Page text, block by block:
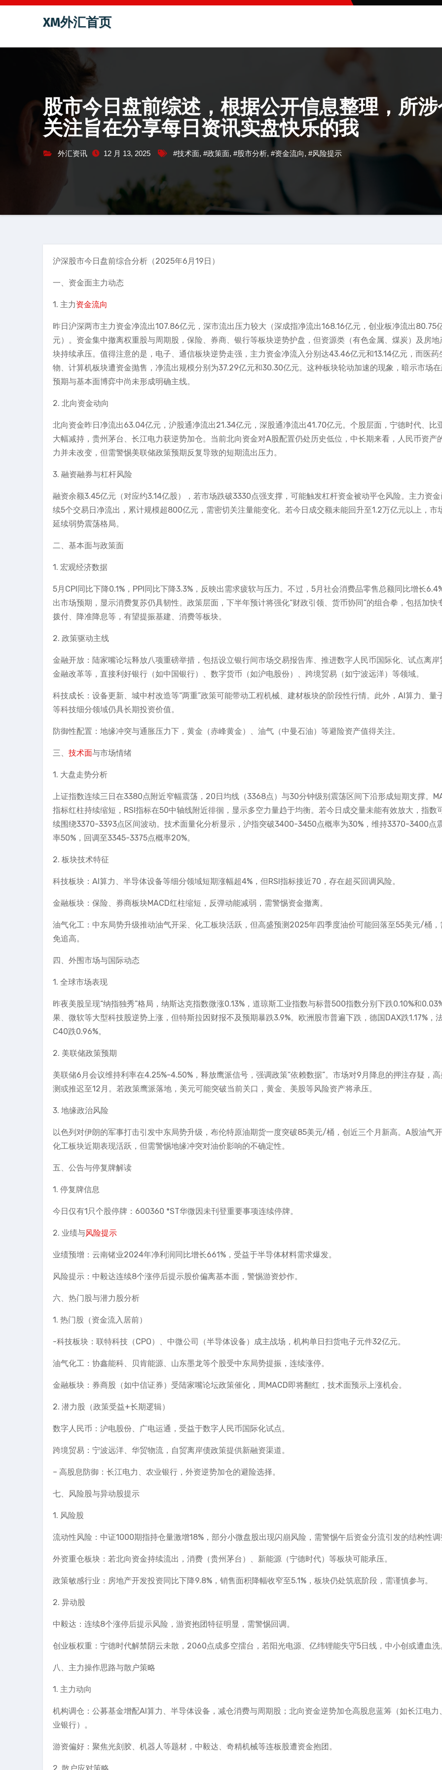
跳
容
XM外汇首页
股市今日盘前综述，根据公开信息整理，所
关注旨在分享每日资讯实盘快乐的我
外汇资讯 12 月 13, 2025 #技术面, #政策面, #股市分析, #资金流向, #风险提示
沪深股市今日盘前综合分析（2025年6月19日）
一、资金面主力动态
1. 主力资金流向
昨日沪深两市主力资金净流出107.86亿元，深市流出压力较大（深成指净流出168.16亿元，创业板净流出80.75
元）。资金集中撤离权重股与周期股，保险、券商、银行等板块逆势护盘，但资源类（有色金属、煤炭）及房地
块持续承压。值得注意的是，电子、通信板块逆势走强，主力资金净流入分别达43.46亿元和13.14亿元，而医药
物、计算机板块遭资金抛售，净流出规模分别为37.29亿元和30.30亿元。这种板块轮动加速的现象，暗示市场
预期与基本面博弈中尚未形成明确主线。
2. 北向资金动向
北向资金昨日净流出63.04亿元，沪股通净流出21.34亿元，深股通净流出41.70亿元。个股层面，宁德时代、比
大幅减持，贵州茅台、长江电力获逆势加仓。当前北向资金对A股配置仍处历史低位，中长期来看，人民币资产
力并未改变，但需警惕美联储政策预期反复导致的短期流出压力。
3. 融资融券与杠杆风险
融资余额3.45亿元（对应约3.14亿股），若市场跌破3330点强支撑，可能触发杠杆资金被动平仓风险。主力资
续5个交易日净流出，累计规模超800亿元，需密切关注量能变化。若今日成交额未能回升至1.2万亿元以上，市
延续弱势震荡格局。
二、基本面与政策面
1. 宏观经济数据
5月CPI同比下降0.1%，PPI同比下降3.3%，反映出需求疲软与压力。不过，5月社会消费品零售总额同比增长
出市场预期，显示消费复苏仍具韧性。政策层面，下半年预计将强化“财政引领、货币协同”的组合拳，包括加快
拨付、降准降息等，有望提振基建、消费等板块。
2. 政策驱动主线
金融开放：陆家嘴论坛释放八项重磅举措，包括设立银行间市场交易报告库、推进数字人民币国际化、试点离岸
金融改革等，直接利好银行（如中国银行）、数字货币（如沪电股份）、跨境贸易（如宁波远洋）等领域。
科技成长：设备更新、城中村改造等“两重”政策可能带动工程机械、建材板块的阶段性行情。此外，AI算力、量
等科技细分领域仍具长期投资价值。
防御性配置：地缘冲突与通胀压力下，黄金（赤峰黄金）、油气（中曼石油）等避险资产值得关注。
三、 技术面与市场情绪
1. 大盘走势分析
上证指数连续三日在3380点附近窄幅震荡，20日均线（3368点）与30分钟级别震荡区间下沿形成短期支撑。
指标红柱持续缩短，RSI指标在50中轴线附近徘徊，显示多空力量趋于均衡。若今日成交量未能有效放大，指数
续围绕3370-3393点区间波动。技术面量化分析显示，沪指突破3400-3450点概率为30%，维持3370-3400点
率50%，回调至3345-3375点概率20%。
2. 板块技术特征
科技板块：AI算力、半导体设备等细分领域短期涨幅超4%，但RSI指标接近70，存在超买回调风险。
金融板块：保险、券商板块MACD红柱缩短，反弹动能减弱，需警惕资金撤离。
油气化工：中东局势升级推动油气开采、化工板块活跃，但高盛预测2025年四季度油价可能回落至55美元/桶，
免追高。
四、外围市场与国际动态
1. 全球市场表现
昨夜美股呈现“纳指独秀”格局，纳斯达克指数微涨0.13%，道琼斯工业指数与标普500指数分别下跌0.10%和
果、微软等大型科技股逆势上涨，但特斯拉因财报不及预期暴跌3.9%。欧洲股市普遍下跌，德国DAX跌1.17%，
C40跌0.96%。
2. 美联储政策预期
美联储6月会议维持利率在4.25%-4.50%，释放鹰派信号，强调政策“依赖数据”。市场对9月降息的押注存疑，
测或推迟至12月。若政策鹰派落地，美元可能突破当前关口，黄金、美股等风险资产将承压。
3. 地缘政治风险
以色列对伊朗的军事打击引发中东局势升级，布伦特原油期货一度突破85美元/桶，创近三个月新高。A股油气
化工板块近期表现活跃，但需警惕地缘冲突对油价影响的不确定性。
五、公告与停复牌解读
1. 停复牌信息
今日仅有1只个股停牌：600360 *ST华微因未刊登重要事项连续停牌。
2. 业绩与风险提示
业绩预增：云南锗业2024年净利润同比增长661%，受益于半导体材料需求爆发。
风险提示：中毅达连续8个涨停后提示股价偏离基本面，警惕游资炒作。
六、热门股与潜力股分析
1. 热门股（资金流入居前）
-科技板块：联特科技（CPO）、中微公司（半导体设备）成主战场，机构单日扫货电子元件32亿元。
油气化工：协鑫能科、贝肯能源、山东墨龙等个股受中东局势提振，连续涨停。
金融板块：券商股（如中信证券）受陆家嘴论坛政策催化，周MACD即将翻红，技术面预示上涨机会。
2. 潜力股（政策受益+长期逻辑）
数字人民币：沪电股份、广电运通，受益于数字人民币国际化试点。
跨境贸易：宁波远洋、华贸物流，自贸离岸债政策提供新融资渠道。
– 高股息防御：长江电力、农业银行，外资逆势加仓的避险选择。
七、风险股与异动股提示
1. 风险股
流动性风险：中证1000期指持仓量激增18%，部分小微盘股出现闪崩风险，需警惕午后资金分流引发的结构性
外资重仓板块：若北向资金持续流出，消费（贵州茅台）、新能源（宁德时代）等板块可能承压。
政策敏感行业：房地产开发投资同比下降9.8%，销售面积降幅收窄至5.1%，板块仍处筑底阶段，需谨慎参与。
2. 异动股
中毅达：连续8个涨停后提示风险，游资抱团特征明显，需警惕回调。
创业板权重：宁德时代解禁阴云未散，2060点成多空擂台，若阳光电源、亿纬锂能失守5日线，中小创或遭血洗
八、主力操作思路与散户策略
1. 主力动向
机构调仓：公募基金增配AI算力、半导体设备，减仓消费与周期股；北向资金逆势加仓高股息蓝筹（如长江电力
业银行）。
游资偏好：聚焦光刻胶、机器人等题材，中毅达、奇精机械等连板股遭资金抱团。